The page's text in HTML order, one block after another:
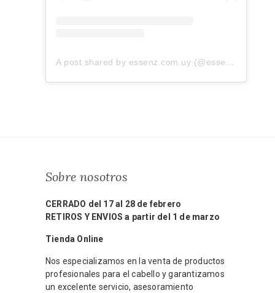
A post shared by essenz.com.uy (@essenz.com.uy)
Sobre nosotros
CERRADO del 17 al 28 de febrero
RETIROS Y ENVIOS a partir del 1 de marzo
Tienda Online
Nos especializamos en la venta de productos
profesionales para el cabello y garantizamos
un excelente servicio, asesoramiento